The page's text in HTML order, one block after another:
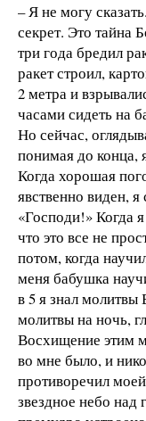
– Я не могу
секрет. Это тайна
три года бредил
ракет строил,
2 метра и
часами сидеть на
Но сейчас,
понимая до конца,
Когда хорошая
явственно виден,
«Господи!» Когда
что это все не
потом, когда
меня бабушка
в 5 я знал
молитвы на ночь,
Восхищение этим
во мне было, и
противоречил
звездное небо над